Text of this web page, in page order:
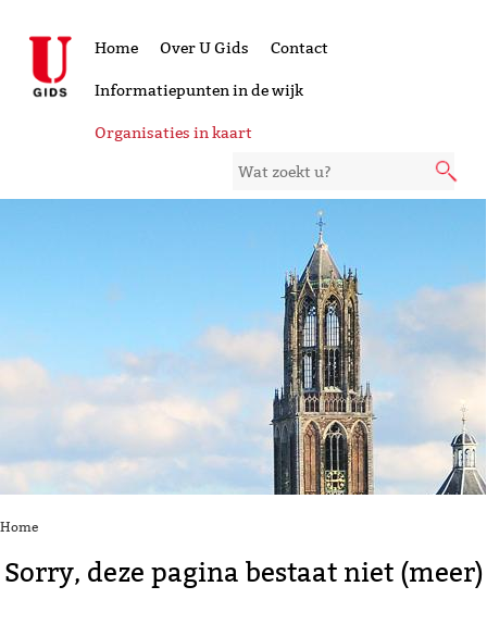
Home Over U Gids Contact
Informatiepunten in de wijk
Organisaties in kaart
Home
Sorry, deze pagina bestaat niet (meer)